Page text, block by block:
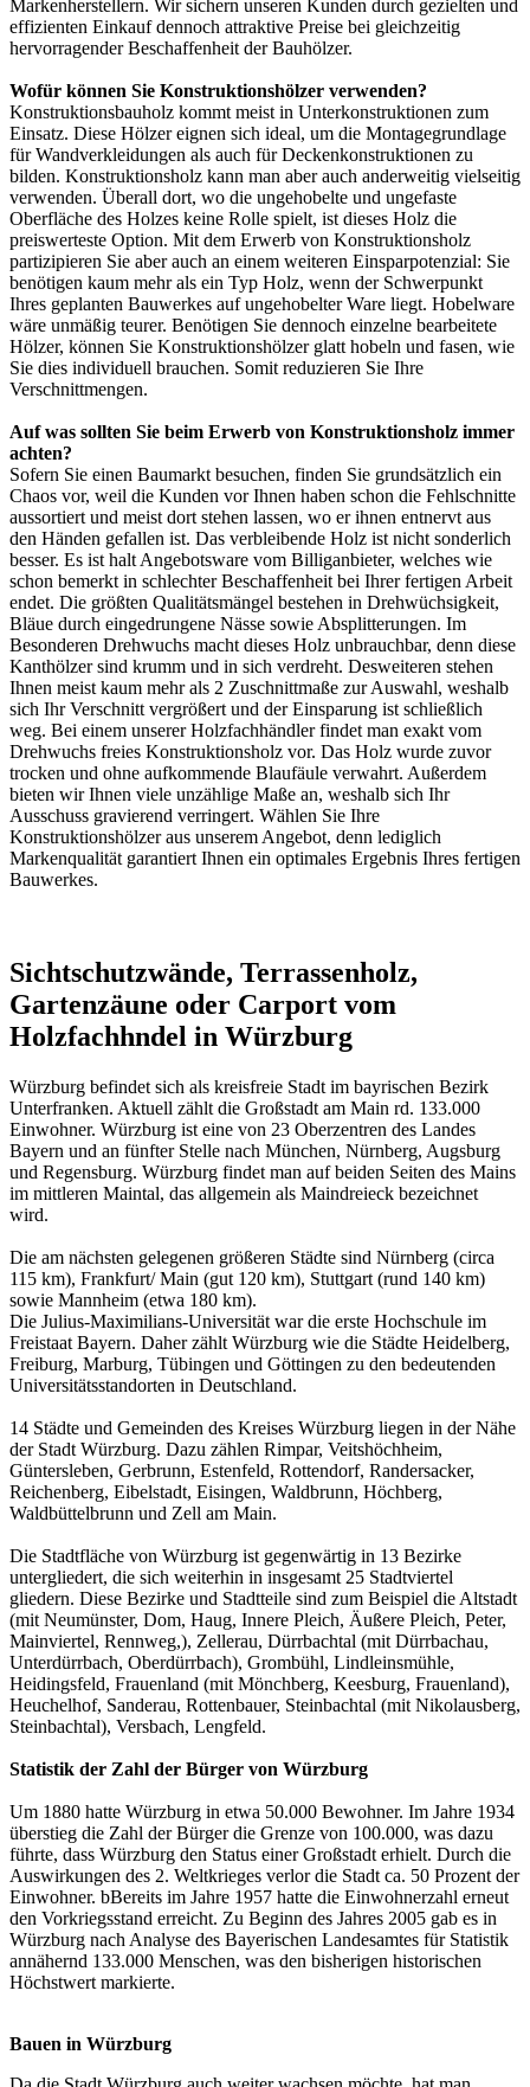
Markenherstellern. Wir sichern unseren Kunden durch gezielten und
effizienten Einkauf dennoch attraktive Preise bei gleichzeitig
hervorragender Beschaffenheit der Bauhölzer.
Wofür können Sie Konstruktionshölzer verwenden?
Konstruktionsbauholz kommt meist in Unterkonstruktionen zum
Einsatz. Diese Hölzer eignen sich ideal, um die Montagegrundlage
für Wandverkleidungen als auch für Deckenkonstruktionen zu
bilden. Konstruktionsholz kann man aber auch anderweitig vielseitig
verwenden. Überall dort, wo die ungehobelte und ungefaste
Oberfläche des Holzes keine Rolle spielt, ist dieses Holz die
preiswerteste Option. Mit dem Erwerb von Konstruktionsholz
partizipieren Sie aber auch an einem weiteren Einsparpotenzial: Sie
benötigen kaum mehr als ein Typ Holz, wenn der Schwerpunkt
Ihres geplanten Bauwerkes auf ungehobelter Ware liegt. Hobelware
wäre unmäßig teurer. Benötigen Sie dennoch einzelne bearbeitete
Hölzer, können Sie Konstruktionshölzer glatt hobeln und fasen, wie
Sie dies individuell brauchen. Somit reduzieren Sie Ihre
Verschnittmengen.
Auf was sollten Sie beim Erwerb von Konstruktionsholz immer
achten?
Sofern Sie einen Baumarkt besuchen, finden Sie grundsätzlich ein
Chaos vor, weil die Kunden vor Ihnen haben schon die Fehlschnitte
aussortiert und meist dort stehen lassen, wo er ihnen entnervt aus
den Händen gefallen ist. Das verbleibende Holz ist nicht sonderlich
besser. Es ist halt Angebotsware vom Billiganbieter, welches wie
schon bemerkt in schlechter Beschaffenheit bei Ihrer fertigen Arbeit
endet. Die größten Qualitätsmängel bestehen in Drehwüchsigkeit,
Bläue durch eingedrungene Nässe sowie Absplitterungen. Im
Besonderen Drehwuchs macht dieses Holz unbrauchbar, denn diese
Kanthölzer sind krumm und in sich verdreht. Desweiteren stehen
Ihnen meist kaum mehr als 2 Zuschnittmaße zur Auswahl, weshalb
sich Ihr Verschnitt vergrößert und der Einsparung ist schließlich
weg. Bei einem unserer Holzfachhändler findet man exakt vom
Drehwuchs freies Konstruktionsholz vor. Das Holz wurde zuvor
trocken und ohne aufkommende Blaufäule verwahrt. Außerdem
bieten wir Ihnen viele unzählige Maße an, weshalb sich Ihr
Ausschuss gravierend verringert. Wählen Sie Ihre
Konstruktionshölzer aus unserem Angebot, denn lediglich
Markenqualität garantiert Ihnen ein optimales Ergebnis Ihres fertigen
Bauwerkes.
Sichtschutzwände, Terrassenholz,
Gartenzäune oder Carport vom
Holzfachhndel in Würzburg
Würzburg befindet sich als kreisfreie Stadt im bayrischen Bezirk
Unterfranken. Aktuell zählt die Großstadt am Main rd. 133.000
Einwohner. Würzburg ist eine von 23 Oberzentren des Landes
Bayern und an fünfter Stelle nach München, Nürnberg, Augsburg
und Regensburg. Würzburg findet man auf beiden Seiten des Mains
im mittleren Maintal, das allgemein als Maindreieck bezeichnet
wird.
Die am nächsten gelegenen größeren Städte sind Nürnberg (circa
115 km), Frankfurt/ Main (gut 120 km), Stuttgart (rund 140 km)
sowie Mannheim (etwa 180 km).
Die Julius-Maximilians-Universität war die erste Hochschule im
Freistaat Bayern. Daher zählt Würzburg wie die Städte Heidelberg,
Freiburg, Marburg, Tübingen und Göttingen zu den bedeutenden
Universitätsstandorten in Deutschland.
14 Städte und Gemeinden des Kreises Würzburg liegen in der Nähe
der Stadt Würzburg. Dazu zählen Rimpar, Veitshöchheim,
Güntersleben, Gerbrunn, Estenfeld, Rottendorf, Randersacker,
Reichenberg, Eibelstadt, Eisingen, Waldbrunn, Höchberg,
Waldbüttelbrunn und Zell am Main.
Die Stadtfläche von Würzburg ist gegenwärtig in 13 Bezirke
untergliedert, die sich weiterhin in insgesamt 25 Stadtviertel
gliedern. Diese Bezirke und Stadtteile sind zum Beispiel die Altstadt
(mit Neumünster, Dom, Haug, Innere Pleich, Äußere Pleich, Peter,
Mainviertel, Rennweg,), Zellerau, Dürrbachtal (mit Dürrbachau,
Unterdürrbach, Oberdürrbach), Grombühl, Lindleinsmühle,
Heidingsfeld, Frauenland (mit Mönchberg, Keesburg, Frauenland),
Heuchelhof, Sanderau, Rottenbauer, Steinbachtal (mit Nikolausberg,
Steinbachtal), Versbach, Lengfeld.
Statistik der Zahl der Bürger von Würzburg
Um 1880 hatte Würzburg in etwa 50.000 Bewohner. Im Jahre 1934
überstieg die Zahl der Bürger die Grenze von 100.000, was dazu
führte, dass Würzburg den Status einer Großstadt erhielt. Durch die
Auswirkungen des 2. Weltkrieges verlor die Stadt ca. 50 Prozent der
Einwohner. bBereits im Jahre 1957 hatte die Einwohnerzahl erneut
den Vorkriegsstand erreicht. Zu Beginn des Jahres 2005 gab es in
Würzburg nach Analyse des Bayerischen Landesamtes für Statistik
annähernd 133.000 Menschen, was den bisherigen historischen
Höchstwert markierte.
Bauen in Würzburg